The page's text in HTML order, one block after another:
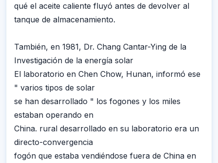
qué el aceite caliente fluyó antes de devolver al
tanque de almacenamiento.
También, en 1981, Dr. Chang Cantar-Ying de la
Investigación de la energía solar
El laboratorio en Chen Chow, Hunan, informó ese
" varios tipos de solar
se han desarrollado " los fogones y los miles
estaban operando en
China. rural desarrollado en su laboratorio era un
directo-convergencia
fogón que estaba vendiéndose fuera de China en